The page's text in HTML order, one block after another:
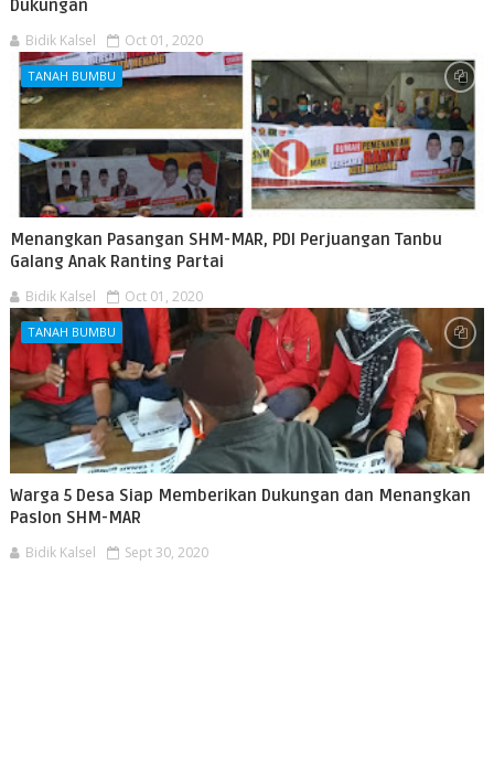
Dukungan
Bidik Kalsel Oct 01, 2020
TANAH BUMBU
Menangkan Pasangan SHM-MAR, PDI Perjuangan Tanbu
Galang Anak Ranting Partai
Bidik Kalsel Oct 01, 2020
TANAH BUMBU
Warga 5 Desa Siap Memberikan Dukungan dan Menangkan
Paslon SHM-MAR
Bidik Kalsel Sept 30, 2020